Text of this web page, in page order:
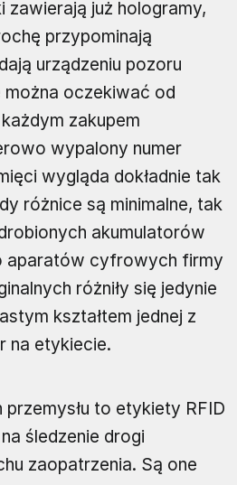
zawierają już hologramy,
przypominają
urządzeniu pozoru
oczekiwać od
zakupem
wypalony numer
wygląda dokładnie tak
różnice są minimalne, tak
akumulatorów
aparatów cyfrowych firmy
różniły się jedynie
kształtem jednej z
na etykiecie.
przemysłu to etykiety RFID
śledzenie drogi
zaopatrzenia. Są one